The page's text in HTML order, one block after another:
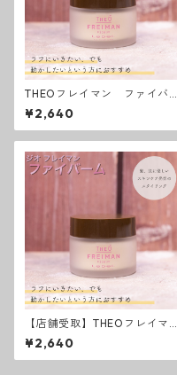
THEOフレイマン ファイバー
ム
¥2,640
【店舗受取】THEOフレイマ
ン ファイバーム
¥2,640